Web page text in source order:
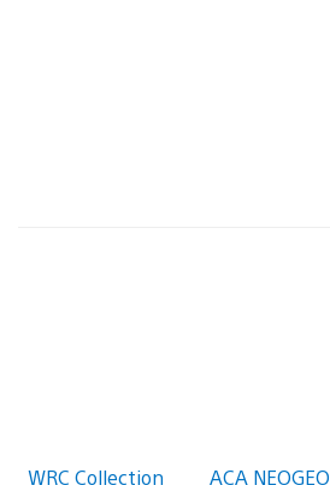
WRC Collection
ACA NEOGEO